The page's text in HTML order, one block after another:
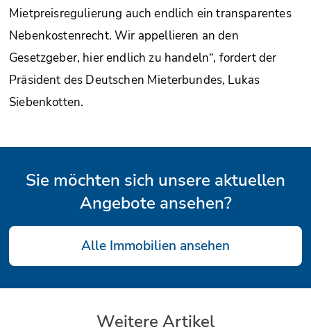
Mietpreisregulierung auch endlich ein transparentes
Nebenkostenrecht. Wir appellieren an den
Gesetzgeber, hier endlich zu handeln“, fordert der
Präsident des Deutschen Mieterbundes, Lukas
Siebenkotten.
Sie möchten sich unsere aktuellen
Angebote ansehen?
Alle Immobilien ansehen
Weitere Artikel